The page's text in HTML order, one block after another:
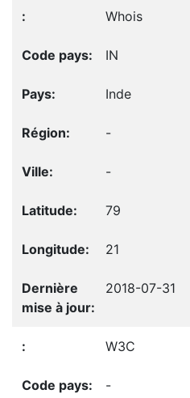
Whois
IN
Inde
-
-
79
21
2018-07-31
W3C
-